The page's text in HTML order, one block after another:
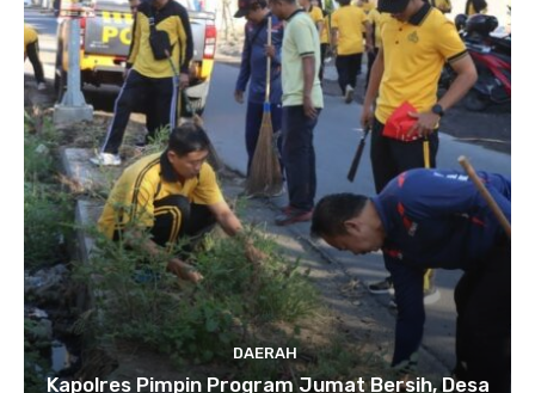
DAERAH
Kapolres Pimpin Program Jumat Bersih, Desa